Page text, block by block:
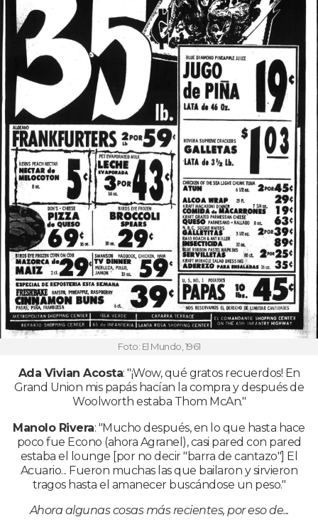
Foto: El Mundo, 1961
Ada Vivian Acosta: "¡Wow, qué gratos recuerdos! En
Grand Union mis papás hacían la compra y después de
Woolworth estaba Thom McAn."
Manolo Rivera: "Mucho después, en lo que hasta hace
poco fue Econo (ahora Agranel), casi pared con pared
estaba el lounge [por no decir "barra de cantazo"] El
Acuario... Fueron muchas las que bailaron y sirvieron
tragos hasta el amanecer buscándose un peso."
Ahora algunas cosas más recientes, por eso de...